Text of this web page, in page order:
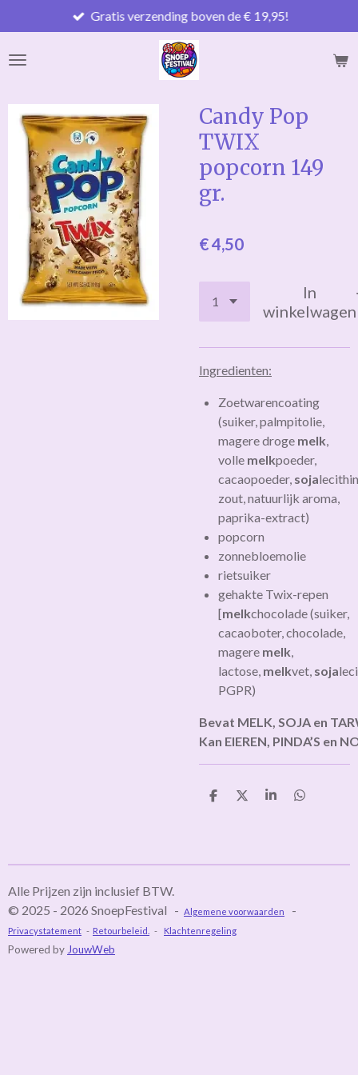
direct
naar
Gratis verzending boven de € 19,95!
Candy Pop
TWIX
popcorn 149
gr.
€ 4,50
In
winkelwagen
Ingredienten:
Zoetwarencoating
(suiker, palmpitolie,
magere droge melk,
volle melkpoeder,
cacaopoeder, soja
zout, natuurlijk aroma,
paprika-extract)
popcorn
zonnebloemolie
rietsuiker
gehakte Twix-repen
[melkchocolade (suiker,
cacaoboter, chocolade,
magere melk,
lactose, melkvet, soja
PGPR)
Bevat MELK, SOJA en
Kan EIEREN, PINDA’S en
D
D
S
D
Alle Prijzen zijn inclusief BTW.
© 2025 - 2026 SnoepFestival - Algemene voorwaarden -
Privacystatement - Retourbeleid. - Klachtenregeling
Powered by JouwWeb